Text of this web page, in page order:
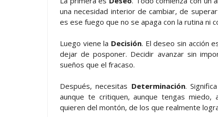
una necesidad interior de cambiar, de
es ese fuego que no se apaga con la rutina ni
Luego viene la Decisión. El deseo sin acción
dejar de posponer. Decidir avanzar sin
sueños que el fracaso.
Después, necesitas Determinación.
aunque te critiquen, aunque tengas miedo,
quieren del montón, de los que realmente